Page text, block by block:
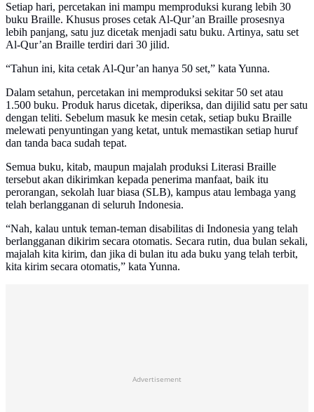
Setiap hari, percetakan ini mampu memproduksi kurang lebih 30
buku Braille. Khusus proses cetak Al-Qur’an Braille prosesnya
lebih panjang, satu juz dicetak menjadi satu buku. Artinya, satu set
Al-Qur’an Braille terdiri dari 30 jilid.
“Tahun ini, kita cetak Al-Qur’an hanya 50 set,” kata Yunna.
Dalam setahun, percetakan ini memproduksi sekitar 50 set atau
1.500 buku. Produk harus dicetak, diperiksa, dan dijilid satu per satu
dengan teliti. Sebelum masuk ke mesin cetak, setiap buku Braille
melewati penyuntingan yang ketat, untuk memastikan setiap huruf
dan tanda baca sudah tepat.
Semua buku, kitab, maupun majalah produksi Literasi Braille
tersebut akan dikirimkan kepada penerima manfaat, baik itu
perorangan, sekolah luar biasa (SLB), kampus atau lembaga yang
telah berlangganan di seluruh Indonesia.
“Nah, kalau untuk teman-teman disabilitas di Indonesia yang telah
berlangganan dikirim secara otomatis. Secara rutin, dua bulan sekali,
majalah kita kirim, dan jika di bulan itu ada buku yang telah terbit,
kita kirim secara otomatis,” kata Yunna.
Advertisement